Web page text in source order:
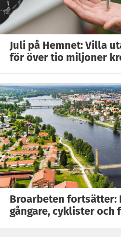
Juli på Hemnet: Villa
för över tio miljoner
Broarbeten fortsätter:
gångare, cyklister och